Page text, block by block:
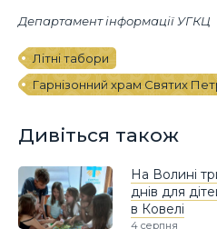
Департамент інформації УГКЦ
Літні табори
Гарнізонний храм Святих
Дивіться також
На Волині
днів для
в Ковелі
4 серпня